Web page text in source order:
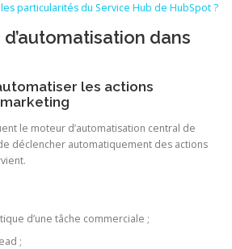
particularités du Service Hub de HubSpot ?
dans
les actions
le moteur d’automatisation central de
déclencher automatiquement des actions
d’une tâche commerciale ;
;